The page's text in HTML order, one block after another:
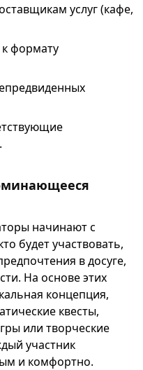
услуг (кафе,
формату
начинают с
будет участвовать,
в досуге,
На основе этих
концепция,
квесты,
или творческие
участник
и комфортно.